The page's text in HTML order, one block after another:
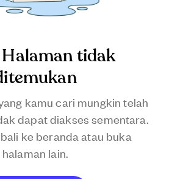
tidak
kamu cari mungkin telah
dapat diakses sementara.
ke beranda atau buka
halaman lain.